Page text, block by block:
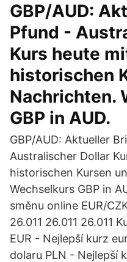
GBP/AUD:
Pfund -
Kurs heute
historischen
Nachrichten.
GBP in AUD.
GBP/AUD: Aktueller
Australischer Dollar
historischen Kursen
Wechselkurs GBP in
směnu online EUR/
26.011 26.011 26.011
EUR - Nejlepší kurz
dolaru PLN - Nejlepší